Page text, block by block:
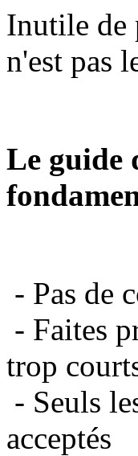
Inutile de
n'est pas
Le guide
- Pas de
- Faites
trop
- Seuls
acceptés